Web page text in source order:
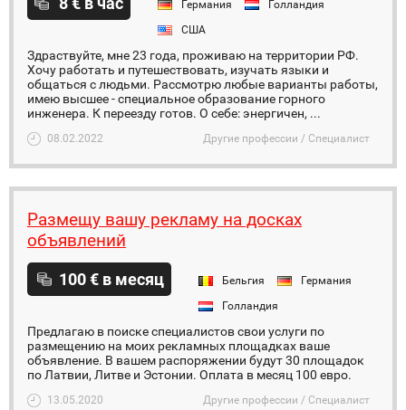
Германия
Голландия
США
Здраствуйте, мне 23 года, проживаю на территории РФ.
Хочу работать и путешествовать, изучать языки и
общаться с людьми. Рассмотрю любые варианты работы,
имею высшее - специальное образование горного
инженера. К переезду готов. О себе: энергичен, ...
08.02.2022 Другие профессии / Специалист
Размещу вашу рекламу на досках
объявлений
100 € в месяц Бельгия
Германия
Голландия
Предлагаю в поиске специалистов свои услуги по
размещению на моих рекламных площадках ваше
объявление. В вашем распоряжении будут 30 площадок
по Латвии, Литве и Эстонии. Оплата в месяц 100 евро.
13.05.2020 Другие профессии / Специалист